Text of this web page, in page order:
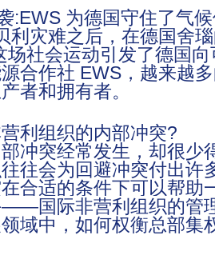
:EWS 为德国守住了气
利灾难之后，在德国舍
场社会运动引发了德国
合作社 EWS，越来越
者和拥有者。
利组织的内部冲突?
冲突经常发生，却很少
往会为回避冲突付出许
合适的条件下可以帮助
——国际非营利组织的管
域中，如何权衡总部集